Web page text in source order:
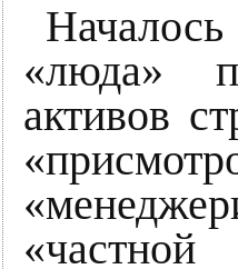
«люда»
активов